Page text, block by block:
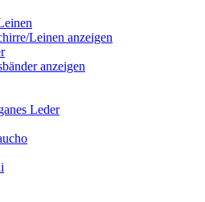
Leinen anzeigen
anzeigen
Leder